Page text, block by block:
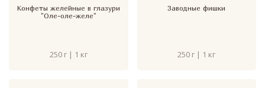
Конфеты желейные в глазури
"Оле-оле-желе"
250 г | 1 кг
Заводные фишки
250 г | 1 кг